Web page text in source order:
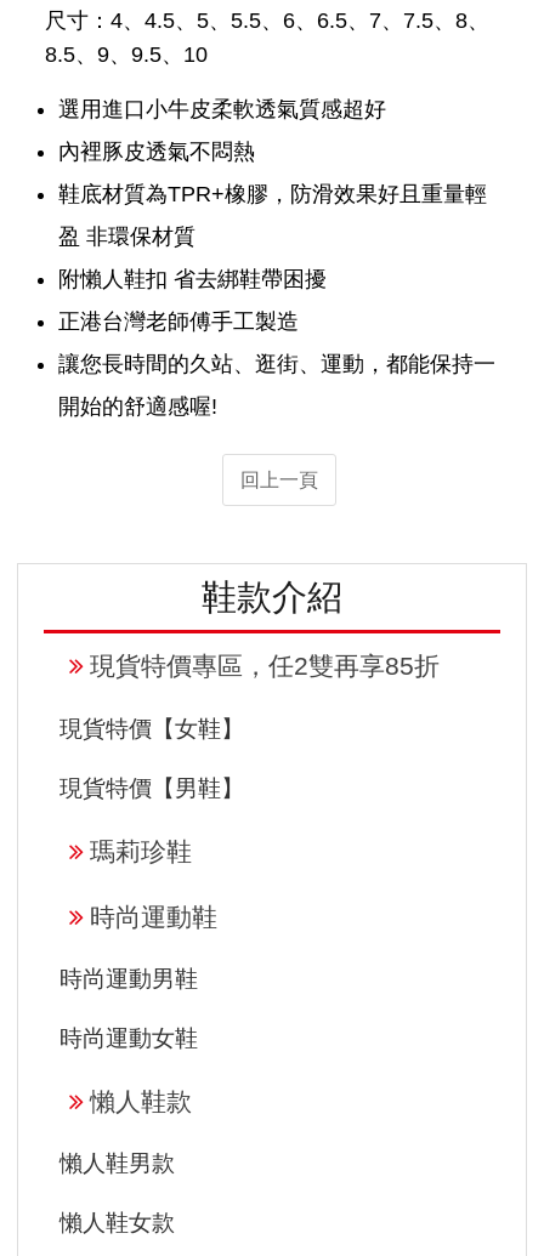
鞋款介紹
現貨特價專區，任2雙再享85折
現貨特價【女鞋】
現貨特價【男鞋】
瑪莉珍鞋
時尚運動鞋
時尚運動男鞋
時尚運動女鞋
懶人鞋款
懶人鞋男款
懶人鞋女款
尺寸：4、4.5、5、5.5、6、6.5、7、7.5、8、
8.5、9、9.5、10
選用進口小牛皮柔軟透氣質感超好
內裡豚皮透氣不悶熱
鞋底材質為TPR+橡膠，防滑效果好且重量輕
盈 非環保材質
附懶人鞋扣 省去綁鞋帶困擾
正港台灣老師傅手工製造
讓您長時間的久站、逛街、運動，都能保持一
開始的舒適感喔!
回上一頁